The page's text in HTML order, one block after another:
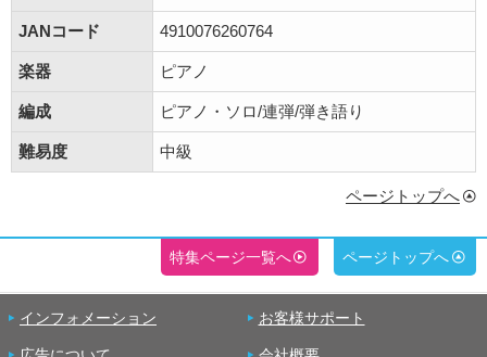
JANコード 4910076260764
楽器 ピアノ
編成 ピアノ・ソロ/連弾/弾き語り
難易度 中級
ページトップへ
特集ページ一覧へ ページトップへ
インフォメーション お客様サポート